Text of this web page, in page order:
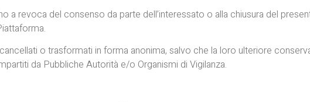
a revoca del consenso da parte dell’interessato o alla chiusura del
o trasformati in forma anonima, salvo che la loro ulteriore
da Pubbliche Autorità e/o Organismi di Vigilanza.